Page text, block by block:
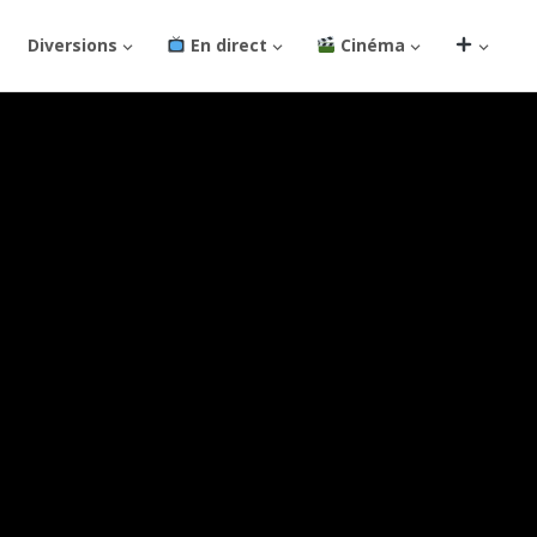
Diversions En direct Cinéma